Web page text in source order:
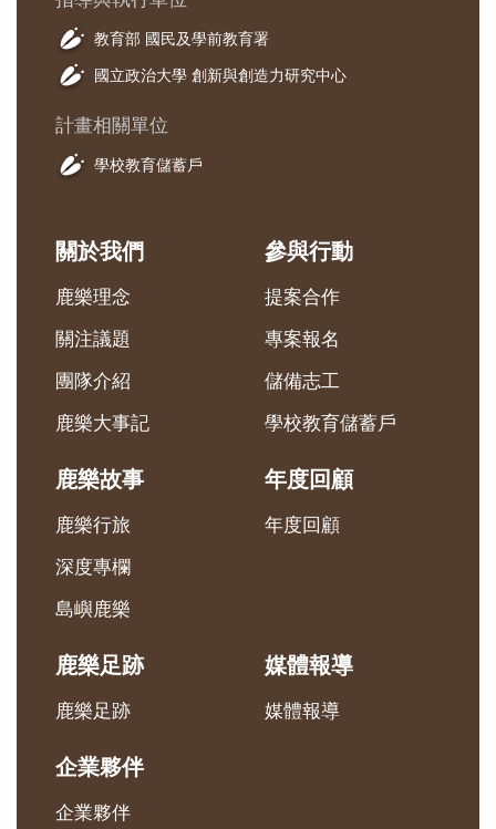
教育部 國民及學前教育署
國立政治大學 創新與創造力研究中心
計畫相關單位
學校教育儲蓄戶
關於我們
鹿樂理念
關注議題
團隊介紹
鹿樂大事記
參與行動
提案合作
專案報名
儲備志工
學校教育儲蓄戶
鹿樂故事
鹿樂行旅
深度專欄
島嶼鹿樂
年度回顧
年度回顧
鹿樂足跡
鹿樂足跡
媒體報導
媒體報導
企業夥伴
企業夥伴